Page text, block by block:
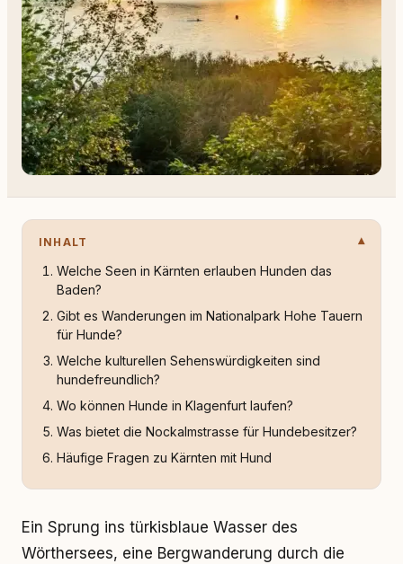
INHALT
Welche Seen in Kärnten erlauben Hunden das
Baden?
Gibt es Wanderungen im Nationalpark Hohe Tauern
für Hunde?
Welche kulturellen Sehenswürdigkeiten sind
hundefreundlich?
Wo können Hunde in Klagenfurt laufen?
Was bietet die Nockalmstrasse für Hundebesitzer?
Häufige Fragen zu Kärnten mit Hund
Ein Sprung ins türkisblaue Wasser des
Wörthersees, eine Bergwanderung durch die